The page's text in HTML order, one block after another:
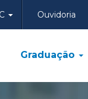
Ouvidoria
Graduação